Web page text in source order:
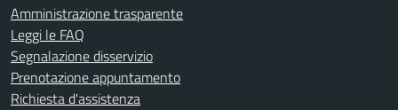
Amministrazione trasparente
Leggi le FAQ
Segnalazione disservizio
Prenotazione appuntamento
Richiesta d'assistenza